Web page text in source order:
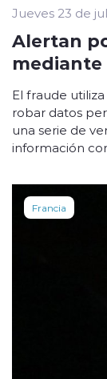
Jueves 23 de
Alertan
mediante
El fraude
robar datos
una serie de
información
Francia